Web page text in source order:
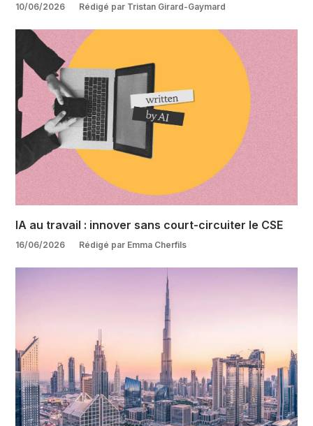
IA au travail : innover sans court-circuiter le CSE
16/06/2026 Rédigé par Emma Cherfils
10/06/2026 Rédigé par Tristan Girard-Gaymard